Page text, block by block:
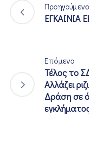
Προηγούμενο
ΕΓΚΑΙΝΙΑ
Επόμενο
Τέλος το
Αλλάζει
Δράση σε